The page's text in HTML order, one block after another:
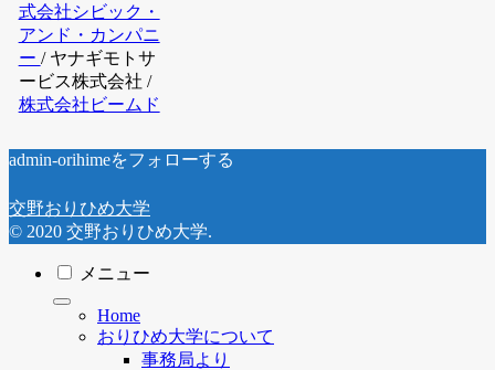
式会社シビック・
アンド・カンパニ
ー / ヤナギモトサ
ービス株式会社 /
株式会社ビームド
admin-orihimeをフォローする
交野おりひめ大学
© 2020 交野おりひめ大学.
メニュー
Home
おりひめ大学について
事務局より